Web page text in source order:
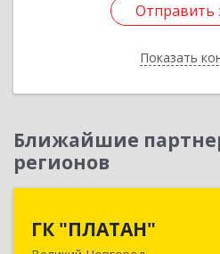
Отправить
Показать
Отправить
Назад
Ближайшие
регионов
ГК "ПЛАТАН"